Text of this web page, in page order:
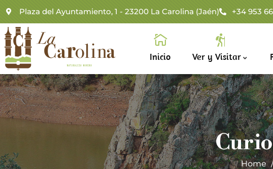
Plaza del Ayuntamiento, 1 - 23200 La Carolina (Jaén) +34 953
Inicio Ver y Visitar
Home